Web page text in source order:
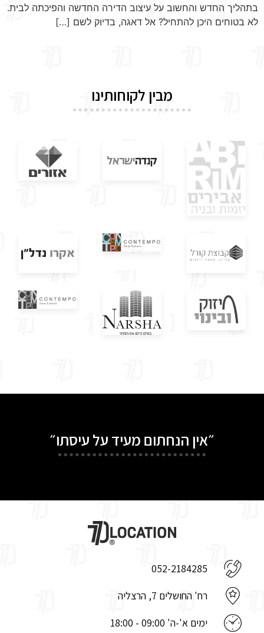
בתהליך החדש והחשוב על עיצוב הדירה החדשה והפיכתה לבית.
לא בטוחים היכן להתחיל? אל דאגה, בדיוק לשם […]
מבין לקוחותינו
״אין הנחתום מעיד על עיסתו״
052-2184285
רח' החושלים 7, הרצליה
ימים א'-ה' 09:00 - 18:00